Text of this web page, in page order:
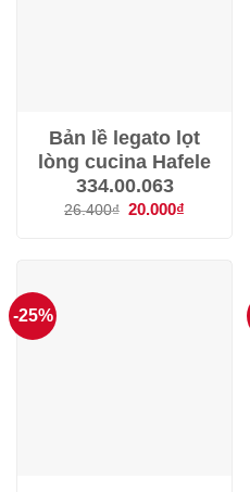
Bản lề legato lọt
lòng cucina Hafele
334.00.063
26.400₫ Giá
20.000₫
20.000₫.
-25%